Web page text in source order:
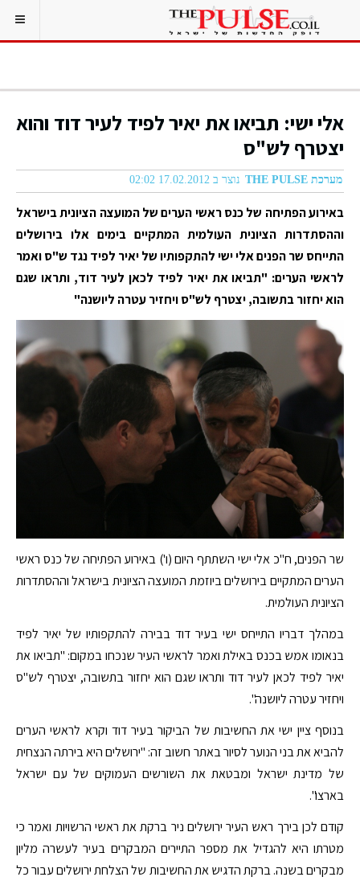
אלי ישי: תביאו את יאיר לפיד לעיר דוד והוא
יצטרף לש"ס
מערכת THE PULSE נוצר ב 17.02.2012 02:02
באירוע הפתיחה של כנס ראשי הערים של המועצה הציונית בישראל
וההסתדרות הציונית העולמית המתקיים בימים אלו בירושלים
התייחס שר הפנים אלי ישי להתקפותיו של יאיר לפיד נגד ש"ס ואמר
לראשי הערים: "תביאו את יאיר לפיד לכאן לעיר דוד, ותראו שגם
הוא יחזור בתשובה, יצטרף לש"ס ויחזיר עטרה ליושנה"
שר הפנים, ח"כ אלי ישי השתתף היום (ו') באירוע הפתיחה של כנס ראשי
הערים המתקיים בירושלים ביוזמת המועצה הציונית בישראל וההסתדרות
הציונית העולמית.
במהלך דבריו התייחס ישי בעיר דוד בבירה להתקפותיו של יאיר לפיד
בנאומו אמש בכנס באילת ואמר לראשי העיר שנכחו במקום: "תביאו את
יאיר לפיד לכאן לעיר דוד ותראו שגם הוא יחזור בתשובה, יצטרף לש"ס
ויחזיר עטרה ליושנה".
בנוסף ציין ישי את החשיבות של הביקור בעיר דוד וקרא לראשי הערים
להביא את בני הנוער לסיור באתר חשוב זה: "ירושלים היא בירתה הנצחית
של מדינת ישראל ומבטאת את השורשים העמוקים של עם ישראל
בארצו".
קודם לכן בירך ראש העיר ירושלים ניר ברקת את ראשי הרשויות ואמר כי
מטרתו היא להגדיל את מספר התיירים המבקרים בעיר לעשרה מליון
מבקרים בשנה. ברקת הדגיש את החשיבות של הצלחת ירושלים עבור כל